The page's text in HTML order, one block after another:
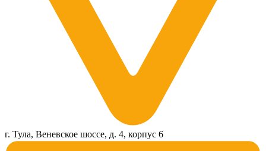
г. Тула, Веневское шоссе, д. 4, корпус 6